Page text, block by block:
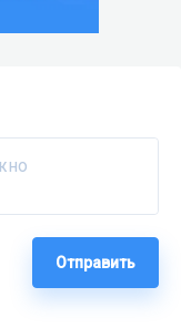
Отправить